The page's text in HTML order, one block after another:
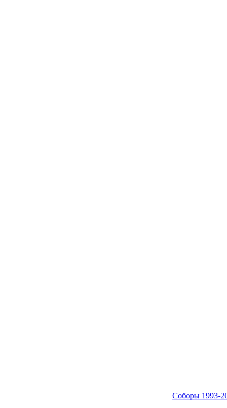
Соборы 1993-